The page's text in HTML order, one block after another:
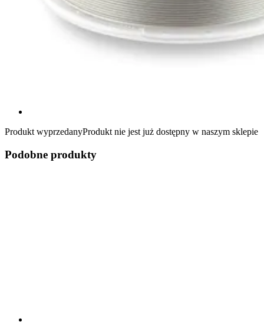
Produkt wyprzedanyProdukt nie jest już dostępny w naszym sklepie
Podobne produkty